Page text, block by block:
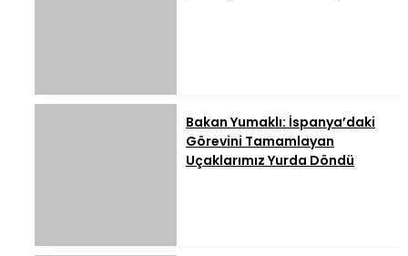
Bakan Yumaklı: İspanya’daki
Görevini Tamamlayan
Uçaklarımız Yurda Döndü